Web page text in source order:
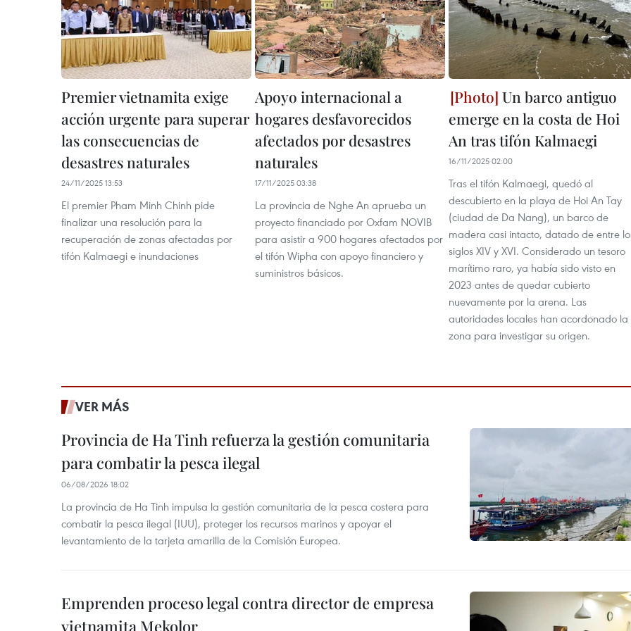
Premier vietnamita exige
acción urgente para superar
las consecuencias de
desastres naturales
24/11/2025 13:53
El premier Pham Minh Chinh pide
finalizar una resolución para la
recuperación de zonas afectadas por
tifón Kalmaegi e inundaciones
Apoyo internacional a
hogares desfavorecidos
afectados por desastres
naturales
17/11/2025 03:38
La provincia de Nghe An aprueba un
proyecto financiado por Oxfam NOVIB
para asistir a 900 hogares afectados por
el tifón Wipha con apoyo financiero y
suministros básicos.
Un barco antiguo
emerge en la costa de Hoi
An tras tifón Kalmaegi
16/11/2025 02:00
Tras el tifón Kalmaegi, quedó al
descubierto en la playa de Hoi An Tay
(ciudad de Da Nang), un barco de
madera casi intacto, datado de entre
siglos XIV y XVI. Considerado un tesoro
marítimo raro, ya había sido visto en
2023 antes de quedar cubierto
nuevamente por la arena. Las
autoridades locales han acordonado la
zona para investigar su origen.
VER MÁS
Provincia de Ha Tinh refuerza la gestión comunitaria
para combatir la pesca ilegal
06/08/2026 18:02
La provincia de Ha Tinh impulsa la gestión comunitaria de la pesca costera para
combatir la pesca ilegal (IUU), proteger los recursos marinos y apoyar el
levantamiento de la tarjeta amarilla de la Comisión Europea.
Emprenden proceso legal contra director de empresa
vietnamita Mekolor